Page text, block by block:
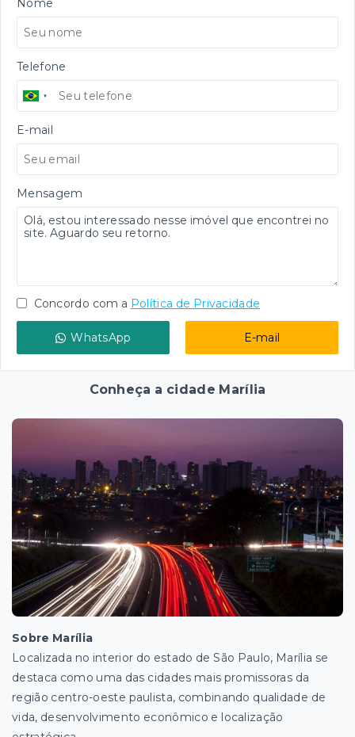
Nome
Telefone
E-mail
Mensagem
Concordo com a Política de Privacidade
WhatsApp E-mail
Conheça a cidade Marília
Sobre Marília
Localizada no interior do estado de São Paulo, Marília se
destaca como uma das cidades mais promissoras da
região centro-oeste paulista, combinando qualidade de
vida, desenvolvimento econômico e localização